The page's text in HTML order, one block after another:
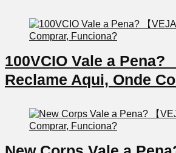
100VCIO Vale a Pena?
Reclame Aqui, Onde